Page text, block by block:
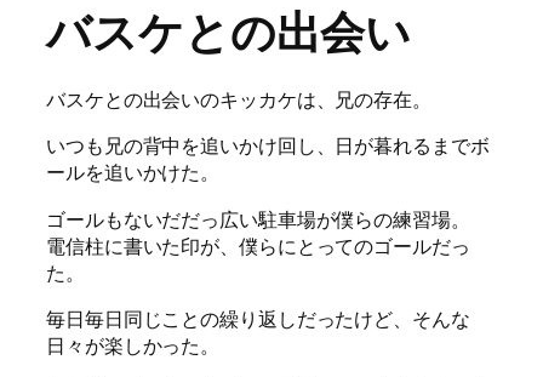
バスケとの出会い
バスケとの出会いのキッカケは、兄の存在。
いつも兄の背中を追いかけ回し、日が暮れるまでボ
ールを追いかけた。
ゴールもないだだっ広い駐車場が僕らの練習場。
電信柱に書いた印が、僕らにとってのゴールだっ
た。
毎日毎日同じことの繰り返しだったけど、そんな
日々が楽しかった。